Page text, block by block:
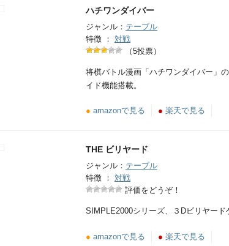
ハチワンダイバー
ジャンル： テーブル
特徴 ： 対戦
（5投票）
将棋バトル漫画「ハチワンダイバー」
イド機能搭載。
● amazonで見る ● 楽天で見る
THE ビリヤード
ジャンル： テーブル
特徴 ： 対戦
評価をどうぞ！
SIMPLE2000シリーズ、３Dビリヤード
● amazonで見る ● 楽天で見る